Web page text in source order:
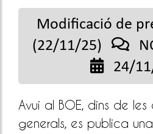
Modificació de
(22/11/25)
24/
Avui al BOE, dins de les
generals, es publica